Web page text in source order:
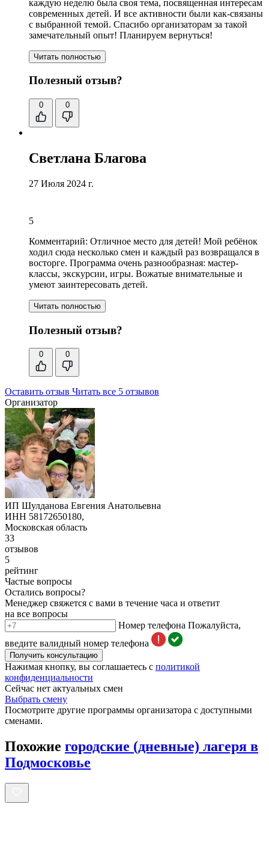
каждую неделю была своя тема, посвященная интересам
современных детей. И все активности были как-связаны
с выбранной темой. Спасибо организаторам за такой
замечательный опыт! Планируем вернуться!
Читать полностью
Полезный отзыв?
0 0
Светлана Благова
27 Июля 2024 г.
5
Комментарий: Отличное место для детей! Мой ребёнок
ходил сюда несколько смен и каждый раз возвращался в
восторге. Программа очень разнообразная: мастер-
классы, экскурсии, игры. Вожатые внимательные и
умеют заинтересовать детей.
Читать полностью
Полезный отзыв?
0 0
Оставить отзыв Читать все 5 отзывов
Организатор
ИП Шулданова Евгения Анатольевна
ИНН 58172650180,
Московская область
33
отзывов
5
рейтинг
Частые вопросы
Остались вопросы?
Менеджер свяжется с вами в течение часа и ответит
на все вопросы
Номер телефона Пожалуйста,
введите валидный номер телефона
Получить консультацию
Нажимая кнопку, вы соглашаетесь с политикой
конфиденциальности
Сейчас нет актуальных смен
Выбрать смену
Посмотрите другие программы организатора с доступными
сменами.
Похожие городские (дневные) лагеря в
Подмосковье